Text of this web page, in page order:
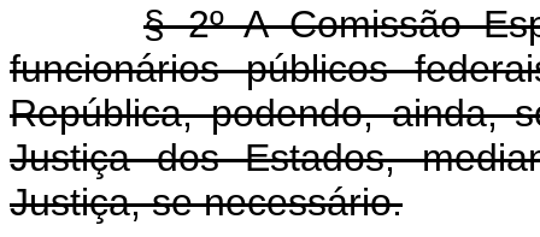
§ 2º A Comissão
funcionários públicos
República, podendo, ainda,
Justiça dos Estados,
Justiça, se necessário.